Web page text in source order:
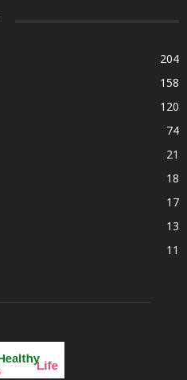
204
158
120
74
21
18
17
13
11